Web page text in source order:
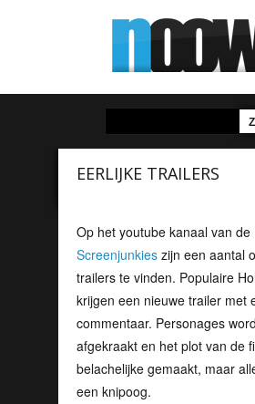
EERLIJKE TRAILERS
Op het youtube kanaal van de
Screenjunkies zijn een aantal
trailers te vinden. Populaire
krijgen een nieuwe trailer met
commentaar. Personages
afgekraakt en het plot van de
belachelijke gemaakt, maar
een knipoog.